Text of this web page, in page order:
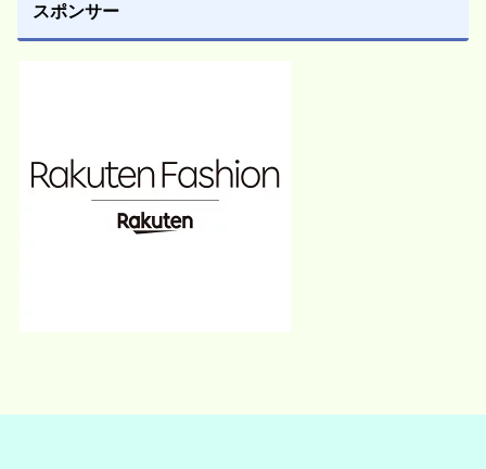
スポンサー